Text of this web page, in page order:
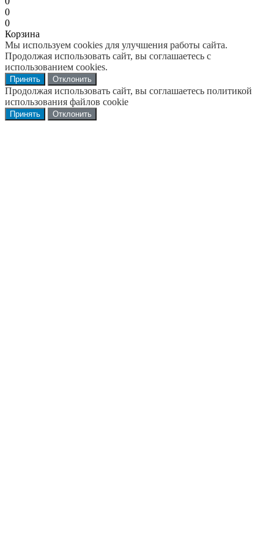
0
0
Корзина
Мы используем cookies для улучшения работы сайта.
Продолжая использовать сайт, вы соглашаетесь с
использованием cookies.
Принять Отклонить
Продолжая использовать сайт, вы соглашаетесь политикой
использования файлов cookie
Принять Отклонить